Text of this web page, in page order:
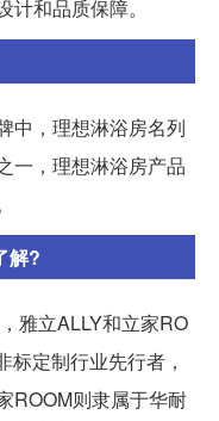
和品质保障。
中，理想淋浴房名列
一，理想淋浴房产品
解?
雅立ALLY和立家RO
标定制行业先行者，
ROOM则隶属于华耐